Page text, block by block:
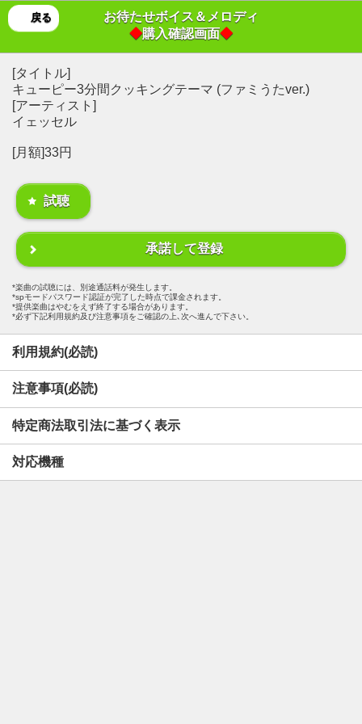
戻る
お待たせボイス＆メロディ
◆購入確認画面◆
[タイトル]
キューピー3分間クッキングテーマ (ファミうたver.)
[アーティスト]
イェッセル
[月額]33円
試聴
承諾して登録
楽曲の試聴には、別途通話料が発生します。
spモードパスワード認証が完了した時点で課金されます。
提供楽曲はやむをえず終了する場合があります。
必ず下記利用規約及び注意事項をご確認の上､次へ進んで下さい。
利用規約(必読)
注意事項(必読)
特定商法取引法に基づく表示
対応機種